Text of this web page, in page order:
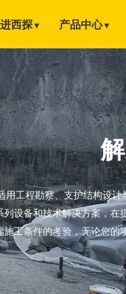
西探▼ 产品中心▼
用工程勘察、支护结构设
设备和技术解决方案，
施工条件的考验，无论您的